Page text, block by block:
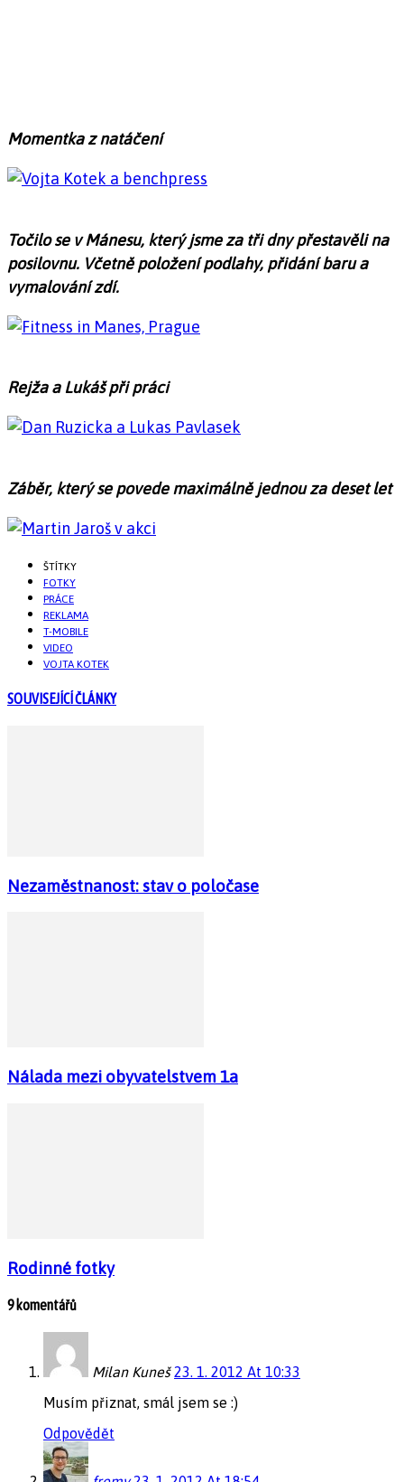
Momentka z natáčení
Točilo se v Mánesu, který jsme za tři dny přestavěli na
posilovnu. Včetně položení podlahy, přidání baru a
vymalování zdí.
Rejža a Lukáš při práci
Záběr, který se povede maximálně jednou za deset let
ŠTÍTKY
FOTKY
PRÁCE
REKLAMA
T-MOBILE
VIDEO
VOJTA KOTEK
SOUVISEJÍCÍ ČLÁNKY
Nezaměstnanost: stav o poločase
Nálada mezi obyvatelstvem 1a
Rodinné fotky
9 komentářů
Milan Kuneš 23. 1. 2012 At 10:33
Musím přiznat, smál jsem se :)
Odpovědět